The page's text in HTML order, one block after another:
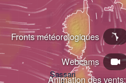
Animation des vents:
Webcams
Fronts météorologiques
Sassari